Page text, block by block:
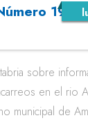
194
sobre
en el rio
municipal de